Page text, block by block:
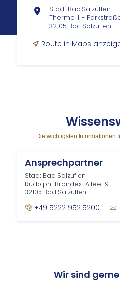
Stadt Bad Salzuflen
Therme III -
32105 Bad Salzuflen
Route in Maps
Die wichtigsten Informationen
Ansprechpartner
Stadt Bad Salzuflen
Rudolph-Brandes-Allee 19
32105 Bad Salzuflen
+49 5222 952 5200
Wir sind